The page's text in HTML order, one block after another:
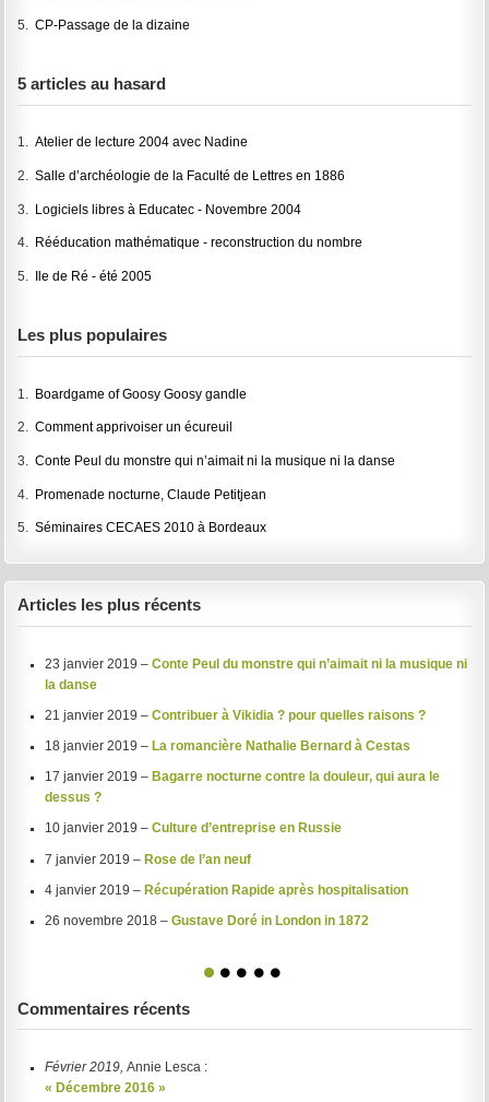
5.CP-Passage de la dizaine
5 articles au hasard
1.Atelier de lecture 2004 avec Nadine
2.Salle d’archéologie de la Faculté de Lettres en 1886
3. Logiciels libres à Educatec - Novembre 2004
4. Rééducation mathématique - reconstruction du nombre
5. Ile de Ré - été 2005
Les plus populaires
1. Boardgame of Goosy Goosy gandle
2.Comment apprivoiser un écureuil
3.Conte Peul du monstre qui n’aimait ni la musique ni la danse
4. Promenade nocturne, Claude Petitjean
5.Séminaires CECAES 2010 à Bordeaux
Articles les plus récents
23 janvier 2019 – Conte Peul du monstre qui n’aimait ni la musique ni
la danse
21 janvier 2019 – Contribuer à Vikidia ? pour quelles raisons ?
18 janvier 2019 – La romancière Nathalie Bernard à Cestas
17 janvier 2019 – Bagarre nocturne contre la douleur, qui aura le
dessus ?
10 janvier 2019 – Culture d’entreprise en Russie
7 janvier 2019 – Rose de l’an neuf
4 janvier 2019 – Récupération Rapide après hospitalisation
26 novembre 2018 – Gustave Doré in London in 1872
1 2 3 4 5
Commentaires récents
Février 2019, Annie Lesca :
« Décembre 2016 »